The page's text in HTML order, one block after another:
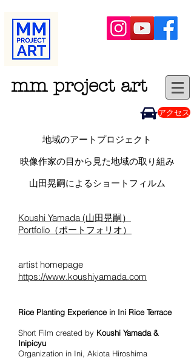
mm project art
アクセス
地域のアートプロジェクト
映像作家の目から見た地域の取り組み
山田晃嗣によるショートフィルム
Koushi Yamada (山田晃嗣）
Portfolio（ポートフォリオ）
artist homepage
​https://www.koushiyamada.com
Rice Planting Experience in Ini Rice Terrace
​Short Film created by Koushi​ Yamada &
Inipicyu
Organization in Ini, Akiota Hiroshima